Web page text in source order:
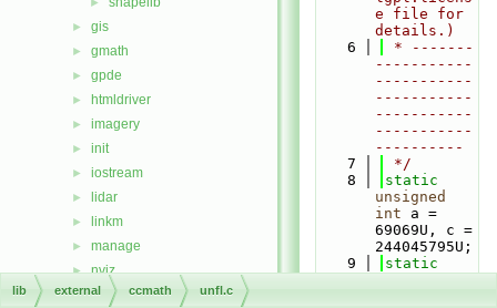
► gis
► gmath
► gpde
► htmldriver
► imagery
► init
► iostream
► lidar
► linkm
► manage
► nviz
► ogsf
e file for
details.)
    6
* -------
-----------
-----------
-----------
-----------
-----------
----------
    7
*/
    8
static
unsigned
int a =
69069U, c =
244045795U;
    9
static
lib external ccmath unfl.c